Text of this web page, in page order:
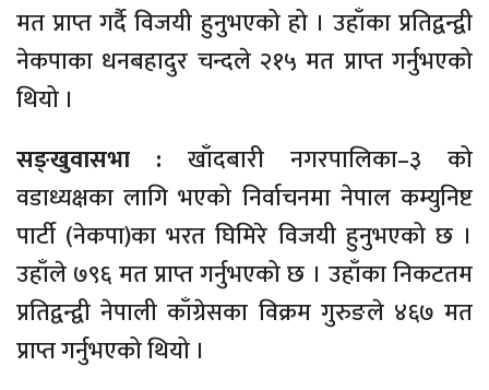
मत प्राप्त गर्दै विजयी हुनुभएको हो । उहाँका प्रतिद्वन्द्वी
नेकपाका धनबहादुर चन्दले २१५ मत प्राप्त गर्नुभएको
थियो ।
सङ्खुवासभा : खाँदबारी नगरपालिका–३ को
वडाध्यक्षका लागि भएको निर्वाचनमा नेपाल कम्युनिष्ट
पार्टी (नेकपा)का भरत घिमिरे विजयी हुनुभएको छ ।
उहाँले ७९६ मत प्राप्त गर्नुभएको छ । उहाँका निकटतम
प्रतिद्वन्द्वी नेपाली काँग्रेसका विक्रम गुरुङले ४६७ मत
प्राप्त गर्नुभएको थियो ।